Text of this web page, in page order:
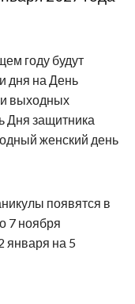
году будут
дня на День
выходных
Дня защитника
женский день
появятся в
7 ноября
января на 5